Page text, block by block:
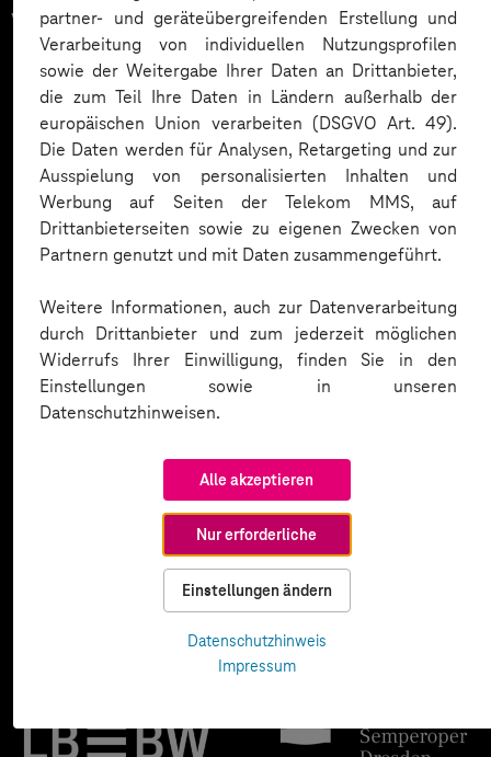
partner- und geräteübergreifenden Erstellung und
Verarbeitung von individuellen Nutzungsprofilen
sowie der Weitergabe Ihrer Daten an Drittanbieter,
die zum Teil Ihre Daten in Ländern außerhalb der
europäischen Union verarbeiten (DSGVO Art. 49).
Die Daten werden für Analysen, Retargeting und zur
Ausspielung von personalisierten Inhalten und
Werbung auf Seiten der Telekom MMS, auf
Drittanbieterseiten sowie zu eigenen Zwecken von
Partnern genutzt und mit Daten zusammengeführt.
Weitere Informationen, auch zur Datenverarbeitung
durch Drittanbieter und zum jederzeit möglichen
Widerrufs Ihrer Einwilligung, finden Sie in den
Einstellungen sowie in unseren
Datenschutzhinweisen.
Alle akzeptieren
Nur erforderliche
Einstellungen ändern
Datenschutzhinweis
Impressum
vertrauen auf unsere
Expertise. Hier eine Auswahl: